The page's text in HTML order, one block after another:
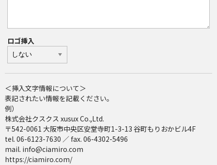
ロゴ挿入
＜挿入文字情報について＞
表記されたい情報を記載ください。
例）
株式会社クスクス xusux Co.,Ltd.
〒542-0061 大阪市中央区安堂寺町1-3-13 谷町もりおかビル4F
tel. 06-6123-7630 ／ fax. 06-4302-5496
mail. info@ciamiro.com
https://ciamiro.com/